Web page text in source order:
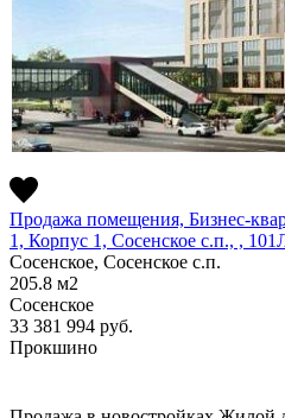
Продажа помещения, Бизнес-
1, Корпус 1, Сосенское c.п., ,
Сосенское, Сосенское c.п.
205.8 м2
Сосенское
33 381 994 руб.
Прокшино